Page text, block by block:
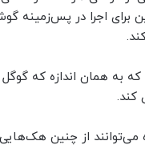
برای اجرا در پس‌زمینه
که به همان اندازه که
کند.
می‌توانند از چنین